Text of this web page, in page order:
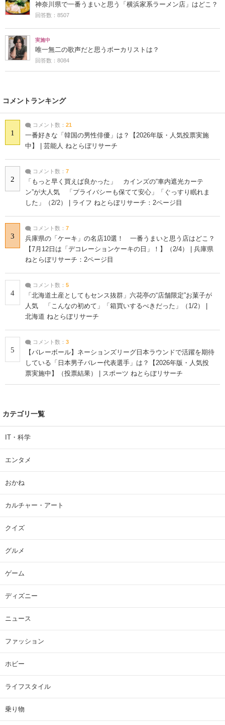
神奈川県で一番うまいと思う「横浜家系ラーメン店」はどこ？
回答数：8507
実施中
唯一無二の歌声だと思うボーカリストは？
回答数：8084
コメントランキング
1
コメント数： 21
一番好きな「韓国の男性俳優」は？【2026年版・人気投票実施
中】 | 芸能人 ねとらぼリサーチ
2
コメント数： 7
「もっと早く買えば良かった」 カインズの“車内遮光カーテ
ン”が大人気 「プライバシーも保てて安心」「ぐっすり眠れま
した」（2/2） | ライフ ねとらぼリサーチ：2ページ目
3
コメント数： 7
兵庫県の「ケーキ」の名店10選！ 一番うまいと思う店はどこ？
【7月12日は「デコレーションケーキの日」！】（2/4） | 兵庫県
ねとらぼリサーチ：2ページ目
4
コメント数： 5
「北海道土産としてもセンス抜群」六花亭の“店舗限定”お菓子が
人気 「こんなの初めて」「箱買いするべきだった」（1/2） |
北海道 ねとらぼリサーチ
5
コメント数： 3
【バレーボール】ネーションズリーグ日本ラウンドで活躍を期待
している「日本男子バレー代表選手」は？【2026年版・人気投
票実施中】（投票結果） | スポーツ ねとらぼリサーチ
カテゴリ一覧
IT・科学
エンタメ
おかね
カルチャー・アート
クイズ
グルメ
ゲーム
ディズニー
ニュース
ファッション
ホビー
ライフスタイル
乗り物